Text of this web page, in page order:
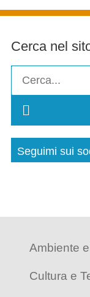
Cerca nel
Seguimi sui
Ambiente
Cultura e